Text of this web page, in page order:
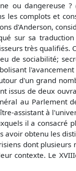
ou dangereuse
complots et
d'Anderson,
sur sa
très
de sociabilité;
d'un grand
issus de deux
au Parlement
assistant à
il a consacré
obtenu les
dont plusieurs
contexte. Le